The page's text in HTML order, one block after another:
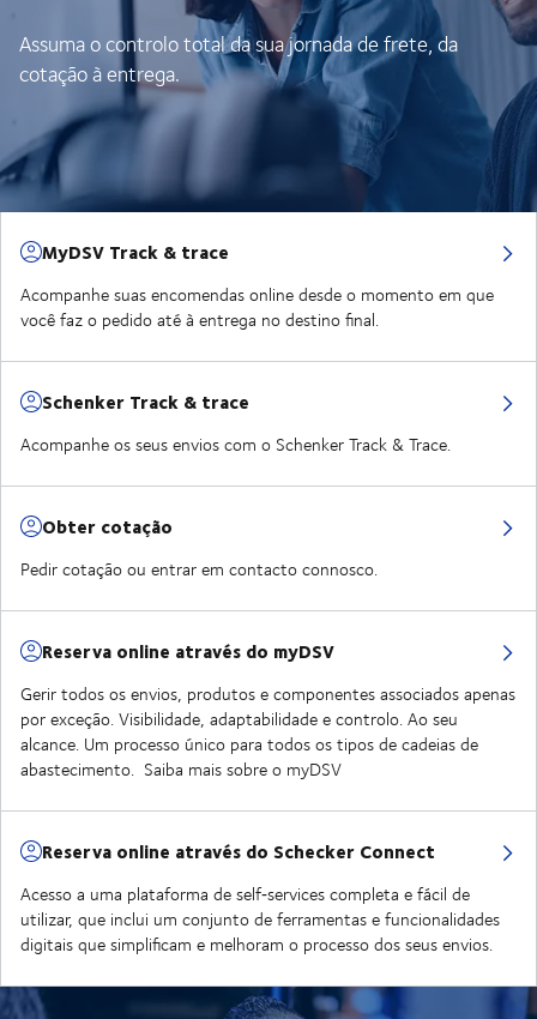
Assuma o controlo total da sua jornada de frete, da
cotação à entrega.
MyDSV Track & trace
Acompanhe suas encomendas online desde o momento em que
você faz o pedido até à entrega no destino final.
Schenker Track & trace
Acompanhe os seus envios com o Schenker Track & Trace.
Obter cotação
Pedir cotação ou entrar em contacto connosco.
Reserva online através do myDSV
Gerir todos os envios, produtos e componentes associados apenas
por exceção. Visibilidade, adaptabilidade e controlo. Ao seu
alcance. Um processo único para todos os tipos de cadeias de
abastecimento. Saiba mais sobre o myDSV
Reserva online através do Schecker Connect
Acesso a uma plataforma de self‑services completa e fácil de
utilizar, que inclui um conjunto de ferramentas e funcionalidades
digitais que simplificam e melhoram o processo dos seus envios.